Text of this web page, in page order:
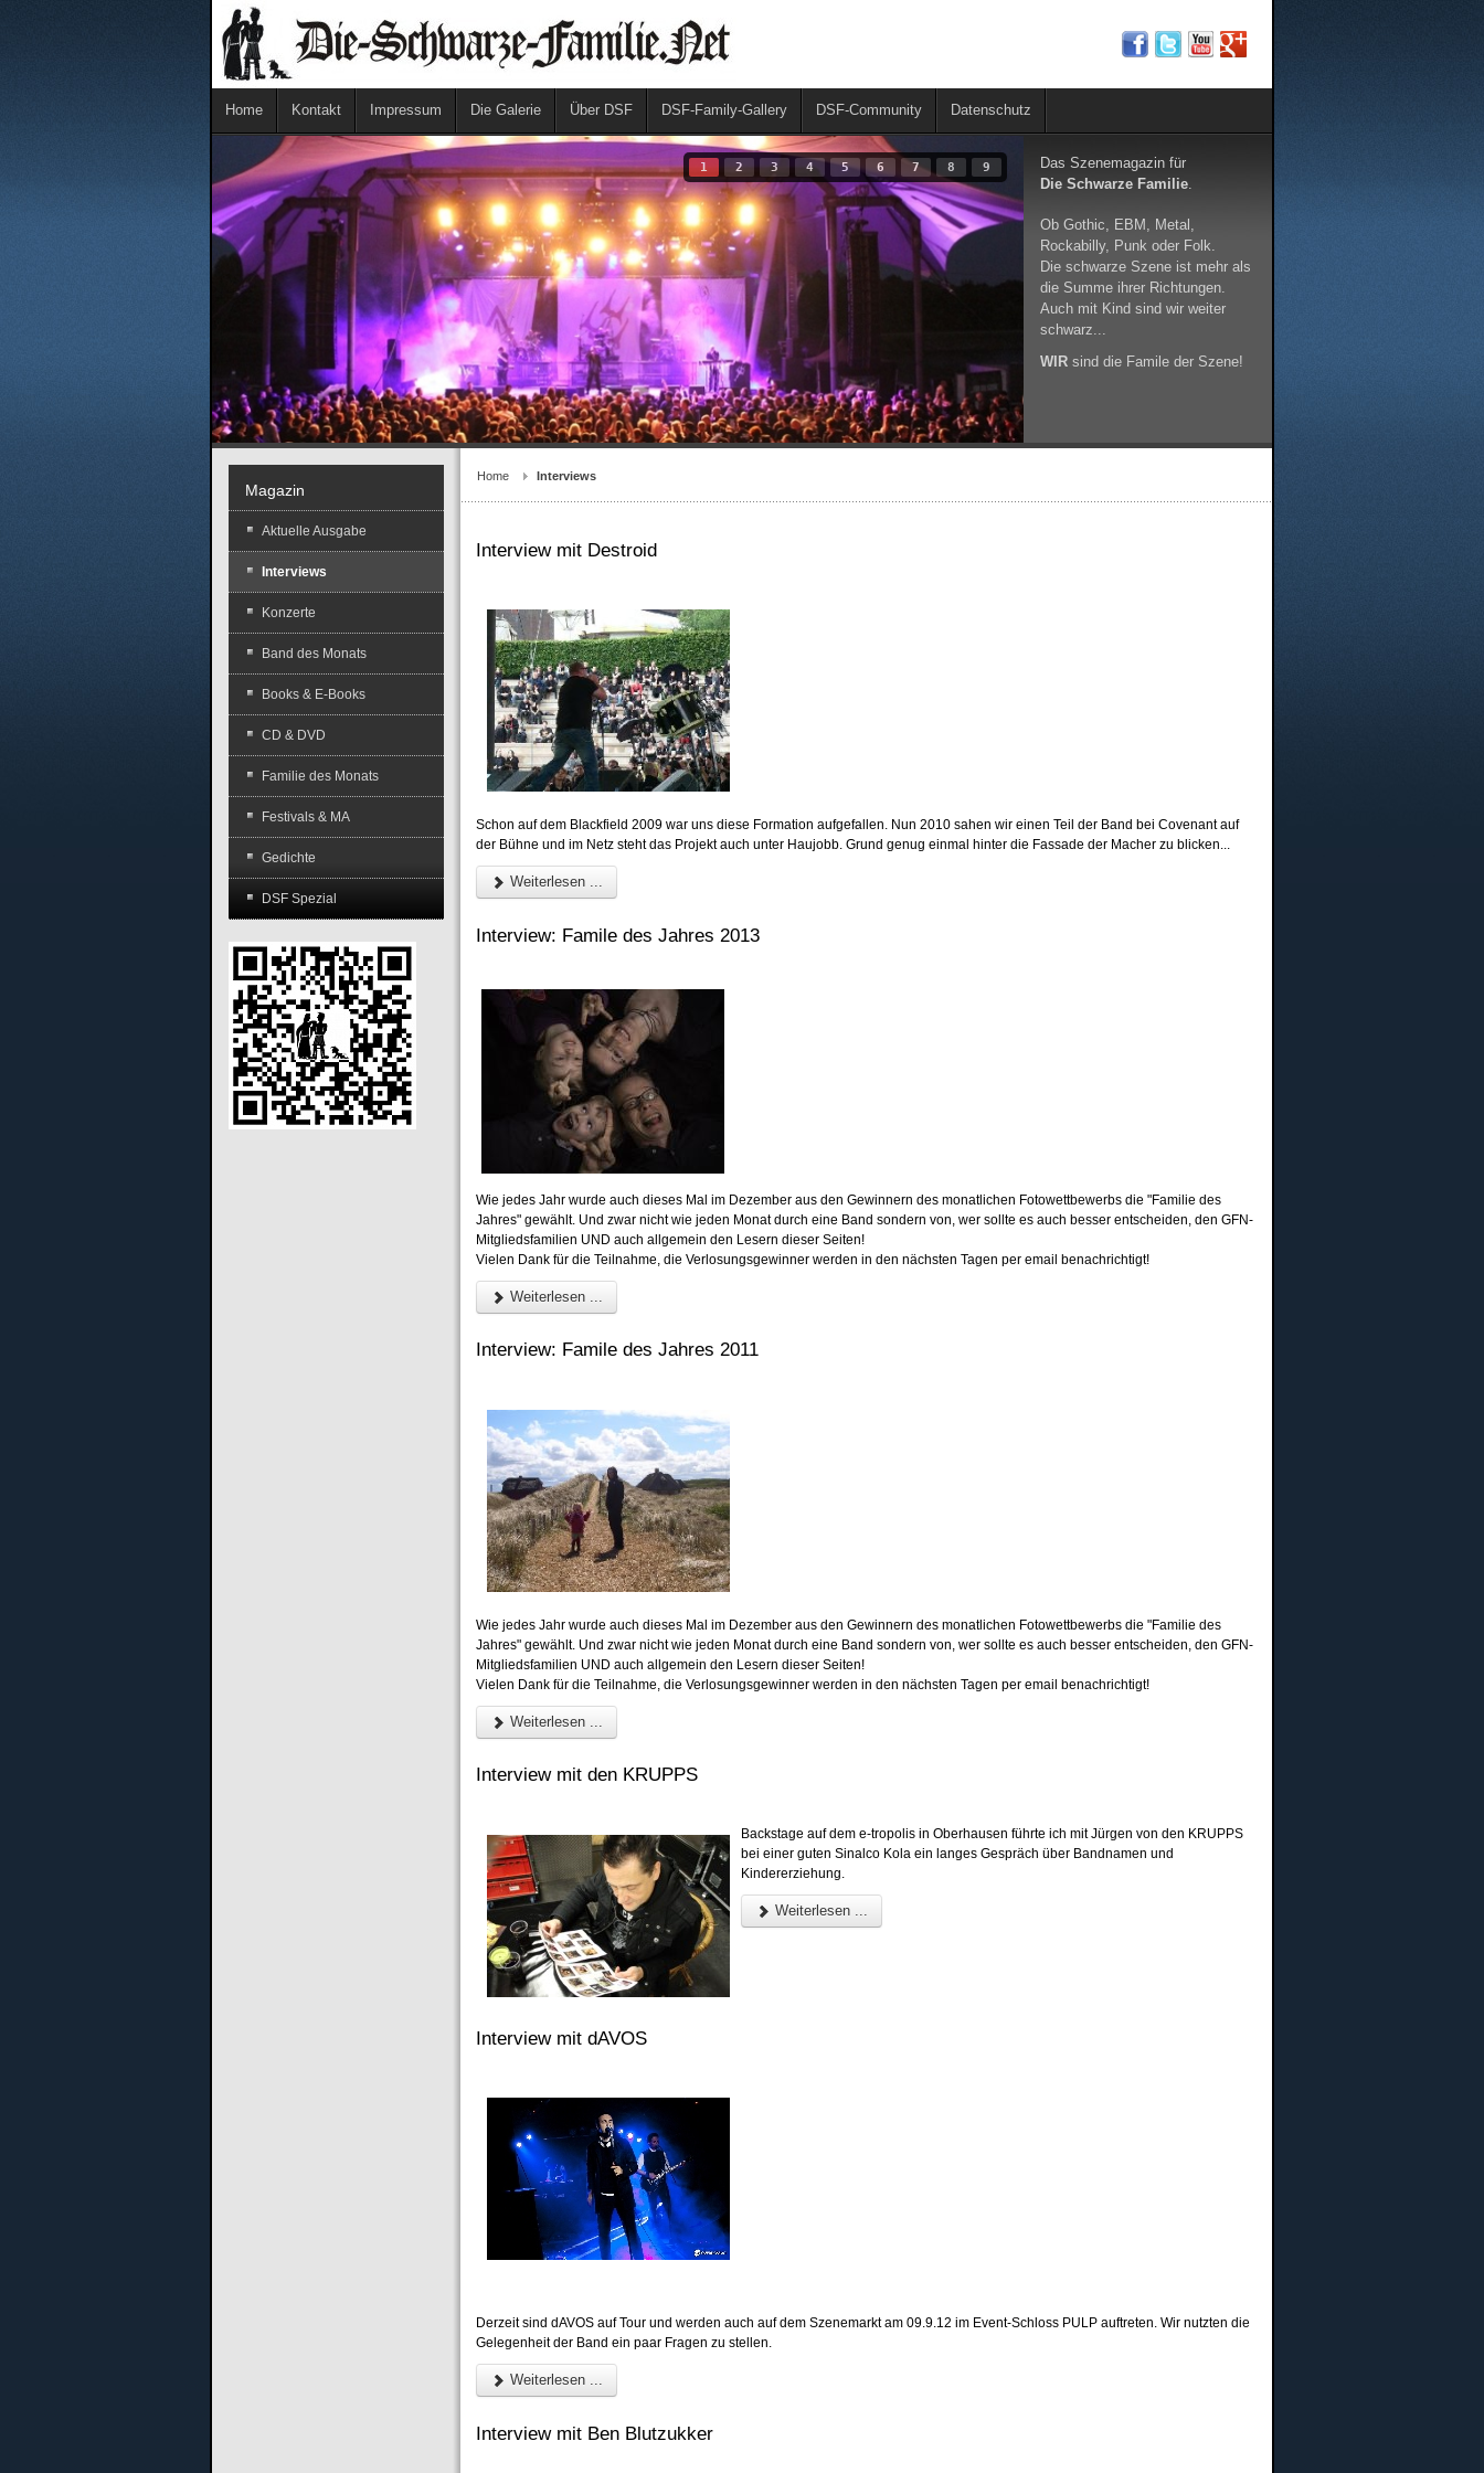
Home Kontakt Impressum Die Galerie Über DSF DSF-Family-Gallery DSF-Community Datenschutz
1 2 3 4 5 6 7 8 9
Das Szenemagazin für
Die Schwarze Familie.
Ob Gothic, EBM, Metal,
Rockabilly, Punk oder Folk.
Die schwarze Szene ist mehr als
die Summe ihrer Richtungen.
Auch mit Kind sind wir weiter
schwarz...
WIR sind die Famile der Szene!
Home Interviews
Interview mit Destroid
Schon auf dem Blackfield 2009 war uns diese Formation aufgefallen. Nun 2010 sahen wir einen Teil der Band bei Covenant auf
der Bühne und im Netz steht das Projekt auch unter Haujobb. Grund genug einmal hinter die Fassade der Macher zu blicken...
Weiterlesen ...
Interview: Famile des Jahres 2013
Wie jedes Jahr wurde auch dieses Mal im Dezember aus den Gewinnern des monatlichen Fotowettbewerbs die "Familie des
Jahres" gewählt. Und zwar nicht wie jeden Monat durch eine Band sondern von, wer sollte es auch besser entscheiden, den GFN-
Mitgliedsfamilien UND auch allgemein den Lesern dieser Seiten!
Vielen Dank für die Teilnahme, die Verlosungsgewinner werden in den nächsten Tagen per email benachrichtigt!
Weiterlesen ...
Interview: Famile des Jahres 2011
Wie jedes Jahr wurde auch dieses Mal im Dezember aus den Gewinnern des monatlichen Fotowettbewerbs die "Familie des
Jahres" gewählt. Und zwar nicht wie jeden Monat durch eine Band sondern von, wer sollte es auch besser entscheiden, den GFN-
Mitgliedsfamilien UND auch allgemein den Lesern dieser Seiten!
Vielen Dank für die Teilnahme, die Verlosungsgewinner werden in den nächsten Tagen per email benachrichtigt!
Weiterlesen ...
Interview mit den KRUPPS
Backstage auf dem e-tropolis in Oberhausen führte ich mit Jürgen von den KRUPPS
bei einer guten Sinalco Kola ein langes Gespräch über Bandnamen und
Kindererziehung.
Weiterlesen ...
Interview mit dAVOS
Derzeit sind dAVOS auf Tour und werden auch auf dem Szenemarkt am 09.9.12 im Event-Schloss PULP auftreten. Wir nutzten die
Gelegenheit der Band ein paar Fragen zu stellen.
Weiterlesen ...
Interview mit Ben Blutzukker
Magazin
Aktuelle Ausgabe
Interviews
Konzerte
Band des Monats
Books & E-Books
CD & DVD
Familie des Monats
Festivals & MA
Gedichte
DSF Spezial